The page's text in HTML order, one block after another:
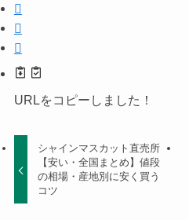
URLをコピーしました！
シャインマスカット直売所
【安い・全国まとめ】値段
の相場・産地別に安く買う
コツ